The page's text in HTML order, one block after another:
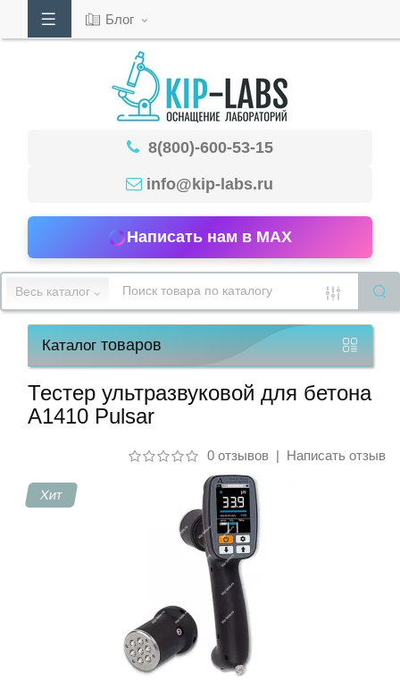
53-
15
работы
Блог
8(800)-600-53-15
info@kip-labs.ru
Написать нам в MAX
Весь каталог
Каталогтоваров
Тестер ультразвуковой для бетона
A1410 Pulsar
0 отзывов| Написать отзыв
Хит